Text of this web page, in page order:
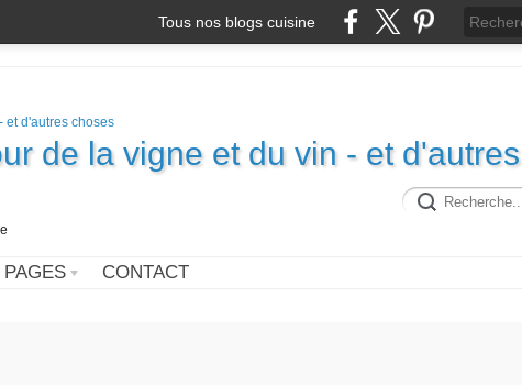
Tous nos blogs cuisine
de la vigne et du vin - et d'autres
PAGES CONTACT